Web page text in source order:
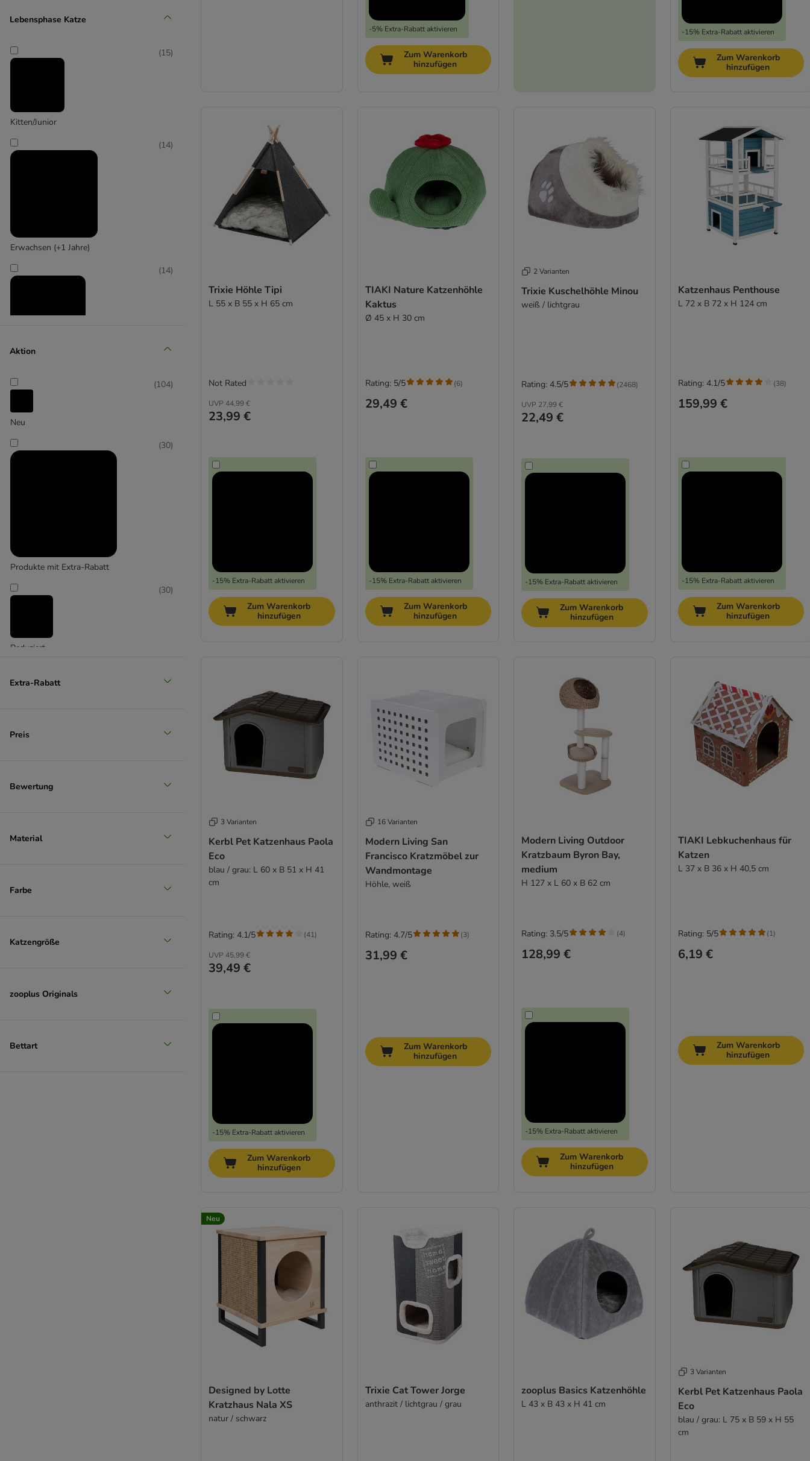
Kerbl Pet
Lebensphase Katze
Kitten/Junior
(15)
Erwachsen (+1 Jahre)
(14)
(14)
Aktion
Neu
(104)
Produkte mit Extra-Rabatt
(30)
Reduziert
(30)
Extra-Rabatt
Preis
Bewertung
Material
Farbe
Katzengröße
zooplus Originals
Bettart
-5% Extra-Rabatt aktivieren
Zum Warenkorb
hinzufügen
-15% Extra-Rabatt aktivieren
Zum Warenkorb
hinzufügen
Trixie Höhle Tipi
L 55 x B 55 x H 65 cm
UVP 44,99 €
23,99 €
-15% Extra-Rabatt aktivieren
Not Rated
Zum Warenkorb
hinzufügen
TIAKI Nature Katzenhöhle
Kaktus
Ø 45 x H 30 cm
29,49 €
-15% Extra-Rabatt aktivieren
Rating: 5/5 (6)
Zum Warenkorb
hinzufügen
2 Varianten
Trixie Kuschelhöhle Minou
weiß / lichtgrau
UVP 27,99 €
22,49 €
-15% Extra-Rabatt aktivieren
Rating: 4.5/5 (2468)
Zum Warenkorb
hinzufügen
Katzenhaus Penthouse
L 72 x B 72 x H 124 cm
159,99 €
-15% Extra-Rabatt aktivieren
Rating: 4.1/5 (38)
Zum Warenkorb
hinzufügen
3 Varianten
Kerbl Pet Katzenhaus Paola
Eco
blau / grau: L 60 x B 51 x H 41
cm
UVP 45,99 €
39,49 €
-15% Extra-Rabatt aktivieren
Rating: 4.1/5 (41)
Zum Warenkorb
hinzufügen
16 Varianten
Modern Living San
Francisco Kratzmöbel zur
Wandmontage
Höhle, weiß
31,99 €
Rating: 4.7/5 (3)
Zum Warenkorb
hinzufügen
Modern Living Outdoor
Kratzbaum Byron Bay,
medium
H 127 x L 60 x B 62 cm
128,99 €
-15% Extra-Rabatt aktivieren
Rating: 3.5/5 (4)
Zum Warenkorb
hinzufügen
TIAKI Lebkuchenhaus für
Katzen
L 37 x B 36 x H 40,5 cm
6,19 €
Rating: 5/5 (1)
Zum Warenkorb
hinzufügen
Neu
Designed by Lotte
Kratzhaus Nala XS
natur / schwarz
Trixie Cat Tower Jorge
anthrazit / lichtgrau / grau
zooplus Basics Katzenhöhle
L 43 x B 43 x H 41 cm
3 Varianten
Kerbl Pet Katzenhaus Paola
Eco
blau / grau: L 75 x B 59 x H 55
cm